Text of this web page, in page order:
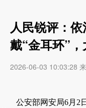
人民锐评：
戴“金耳环”，
2026-06-03 10:03:28
公安部网安局6月2